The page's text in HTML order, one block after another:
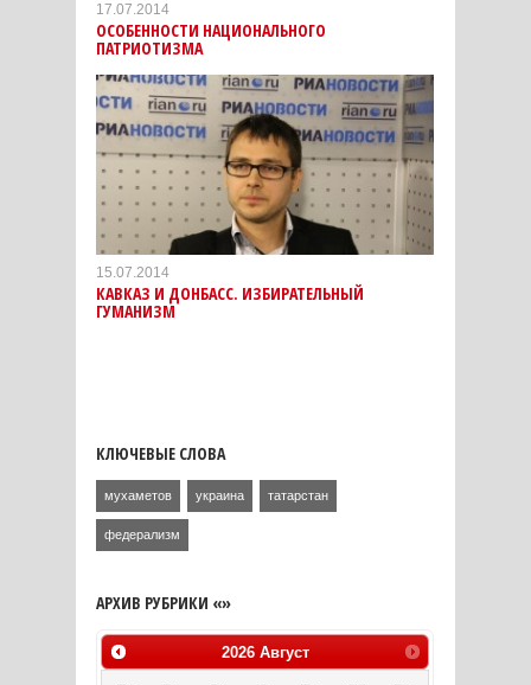
17.07.2014
ОСОБЕННОСТИ НАЦИОНАЛЬНОГО
ПАТРИОТИЗМА
15.07.2014
КАВКАЗ И ДОНБАСС. ИЗБИРАТЕЛЬНЫЙ
ГУМАНИЗМ
КЛЮЧЕВЫЕ СЛОВА
мухаметов украина татарстан
федерализм
АРХИВ РУБРИКИ «»
2026 Август